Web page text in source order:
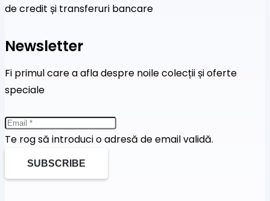
de credit și transferuri bancare
Newsletter
Fi primul care a afla despre noile colecții și oferte
speciale
Te rog să introduci o adresă de email validă.
SUBSCRIBE